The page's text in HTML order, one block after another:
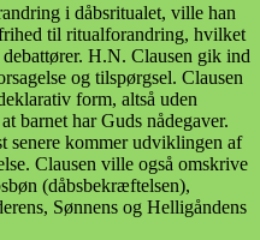
i dåbsritualet, ville han
til ritualforandring, hvilket
H.N. Clausen gik ind
og tilspørgsel. Clausen
form, altså uden
barnet har Guds nådegaver.
senere kommer udviklingen af
Clausen ville også omskrive
(dåbsbekræftelsen),
Sønnens og Helligåndens